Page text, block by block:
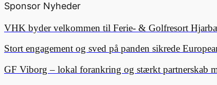
Sponsor Nyheder
VHK byder velkommen til Ferie- & Golfresort
Stort engagement og sved på panden sikrede
GF Viborg – lokal forankring og stærkt partnerskab